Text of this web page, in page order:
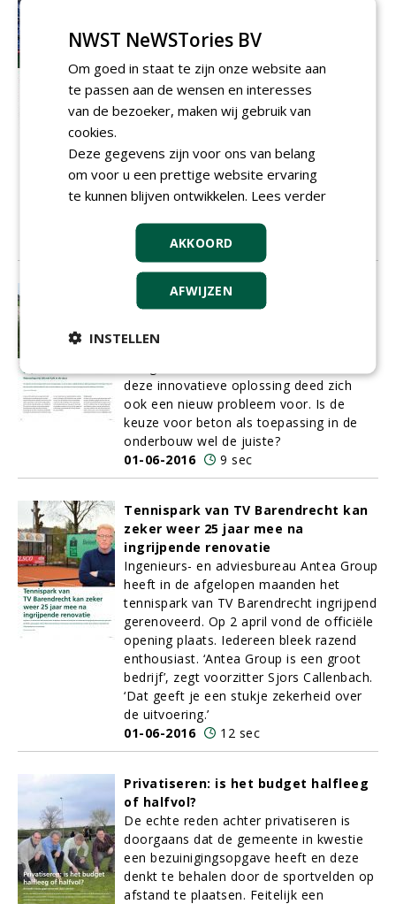
Een stevig hybride grasveld dat altijd
worden en oogt, ruikt en voelt als
natuurgras. Dat is Mixto, een hybride
grassysteem uit Italië datAH Vrij
brengt. Als exclusieve dealer voor
Midden-Nederland biedt AH Vrij Groen,
Grond en Infra uit Wateringen deze mat
als ideale oplossing voor intensief
gebruikte trapveldjes.
01-06-2016
14 sec
Uitloging is vlekje op SuperSub
De realisatie van twee kunstgrasvelden
alleen mogelijk dankzij een dikke laag
deze innovatieve oplossing deed zich
ook een nieuw probleem voor. Is de
keuze voor beton als toepassing in de
onderbouw wel de juiste?
01-06-2016
9 sec
Tennispark van TV Barendrecht kan
zeker weer 25 jaar mee na
ingrijpende renovatie
Ingenieurs- en adviesbureau Antea Group
heeft in de afgelopen maanden het
tennispark van TV Barendrecht ingrijpend
gerenoveerd. Op 2 april vond de officiële
opening plaats. Iedereen bleek razend
enthousiast. ‘Antea Group is een groot
bedrijf’, zegt voorzitter Sjors Callenbach.
‘Dat geeft je een stukje zekerheid over
de uitvoering.’
01-06-2016
12 sec
Privatiseren: is het budget halfleeg
of halfvol?
De echte reden achter privatiseren is
doorgaans dat de gemeente in kwestie
een bezuinigingsopgave heeft en deze
denkt te behalen door de sportvelden op
afstand te plaatsen. Feitelijk een
NWST NeWSTories BV
Om goed in staat te zijn onze website aan
te passen aan de wensen en interesses
van de bezoeker, maken wij gebruik van
cookies.
Deze gegevens zijn voor ons van belang
om voor u een prettige website ervaring
te kunnen blijven ontwikkelen. Lees verder
AKKOORD
AFWIJZEN
INSTELLEN